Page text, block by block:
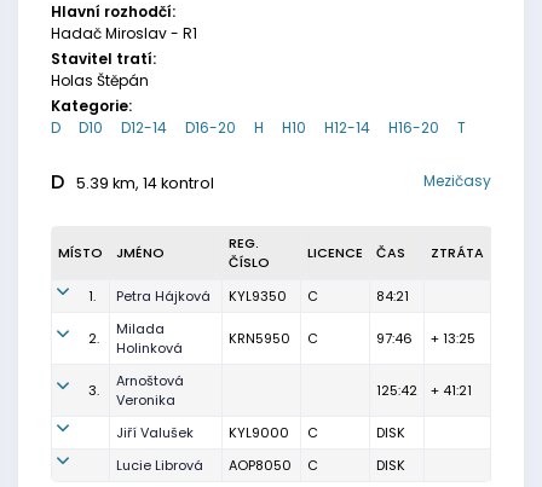
Hlavní rozhodčí:
Hadač Miroslav - R1
Stavitel tratí:
Holas Štěpán
Kategorie:
D
D10 D12-14 D16-20 H H10 H12-14 H16-20 T
D 5.39 km, 14 kontrol Mezičasy
MÍSTO JMÉNO
REG.
ČÍSLO
LICENCE ČAS ZTRÁTA
1. Petra Hájková KYL9350 C 84:21
2.
Milada
Holinková
KRN5950 C 97:46 + 13:25
3.
Arnoštová
Veronika
125:42 + 41:21
Jiří Valušek KYL9000 C
DISK
Lucie Librová
AOP8050 C DISK